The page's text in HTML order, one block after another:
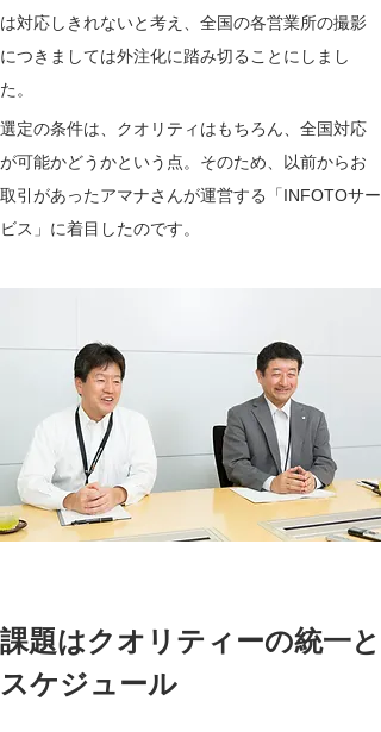
は対応しきれないと考え、全国の各営業所の撮影
につきましては外注化に踏み切ることにしまし
た。
選定の条件は、クオリティはもちろん、全国対応
が可能かどうかという点。そのため、以前からお
取引があったアマナさんが運営する「INFOTOサー
ビス」に着目したのです。
課題はクオリティーの統一と
スケジュール